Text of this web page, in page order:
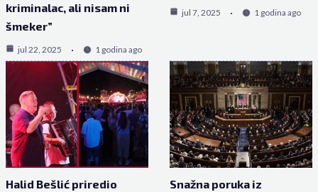
kriminalac, ali nisam ni
šmeker”
jul 22, 2025 1 godina ago
jul 7, 2025 1 godina ago
Halid Bešlić priredio
Snažna poruka iz